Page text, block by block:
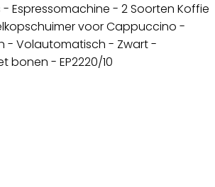
- Espressomachine - 2 Soorten Koffie
voor Cappuccino -
- Volautomatisch - Zwart -
bonen - EP2220/10